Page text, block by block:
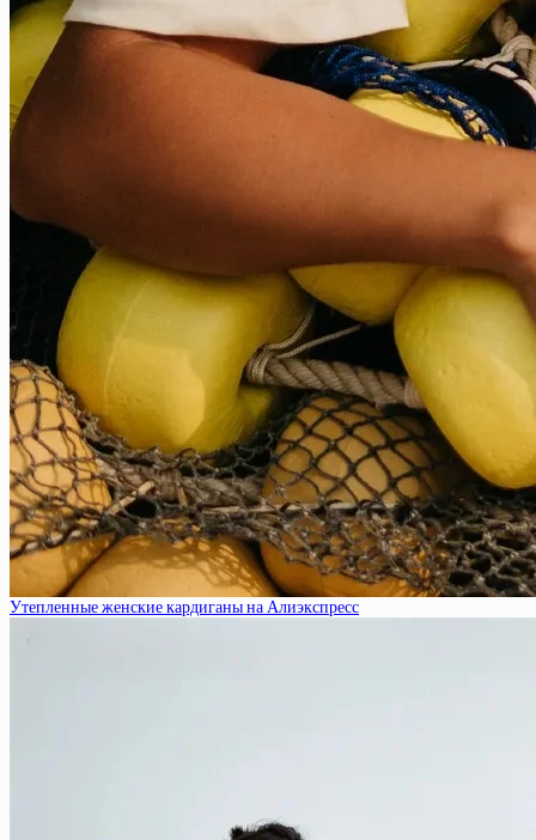
Утепленные женские кардиганы на Алиэкспресс